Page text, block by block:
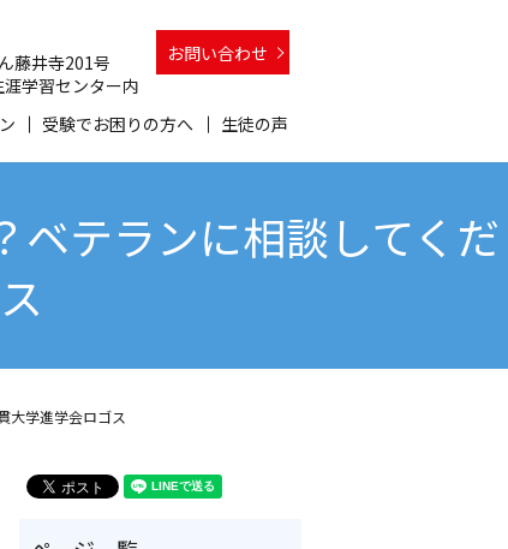
受験でお困りの方へ 生徒の声
藤井寺201号
学習センター内
お問い合わせ
ベテランに相談してくだ
大学進学会ロゴス